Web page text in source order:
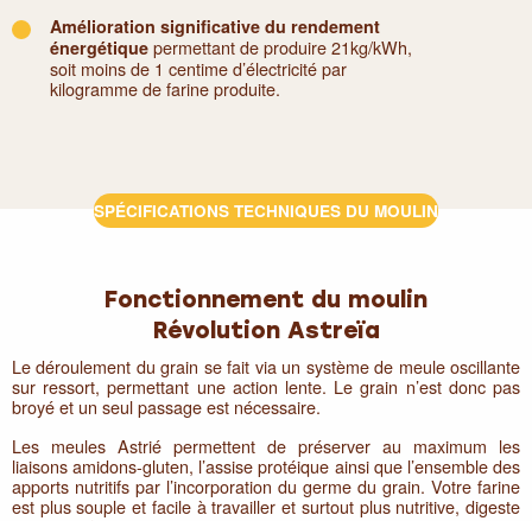
Amélioration significative du rendement
énergétique permettant de produire 21kg/kWh,
soit moins de 1 centime d’électricité par
kilogramme de farine produite.
SPÉCIFICATIONS TECHNIQUES DU MOULIN
Fonctionnement du moulin
Révolution Astreïa
Le déroulement du grain se fait via un système de meule oscillante
sur ressort, permettant une action lente. Le grain n’est donc pas
broyé et un seul passage est nécessaire.
Les meules Astrié permettent de préserver au maximum les
liaisons amidons-gluten, l’assise protéique ainsi que l’ensemble des
apports nutritifs par l’incorporation du germe du grain. Votre farine
est plus souple et facile à travailler et surtout plus nutritive, digeste